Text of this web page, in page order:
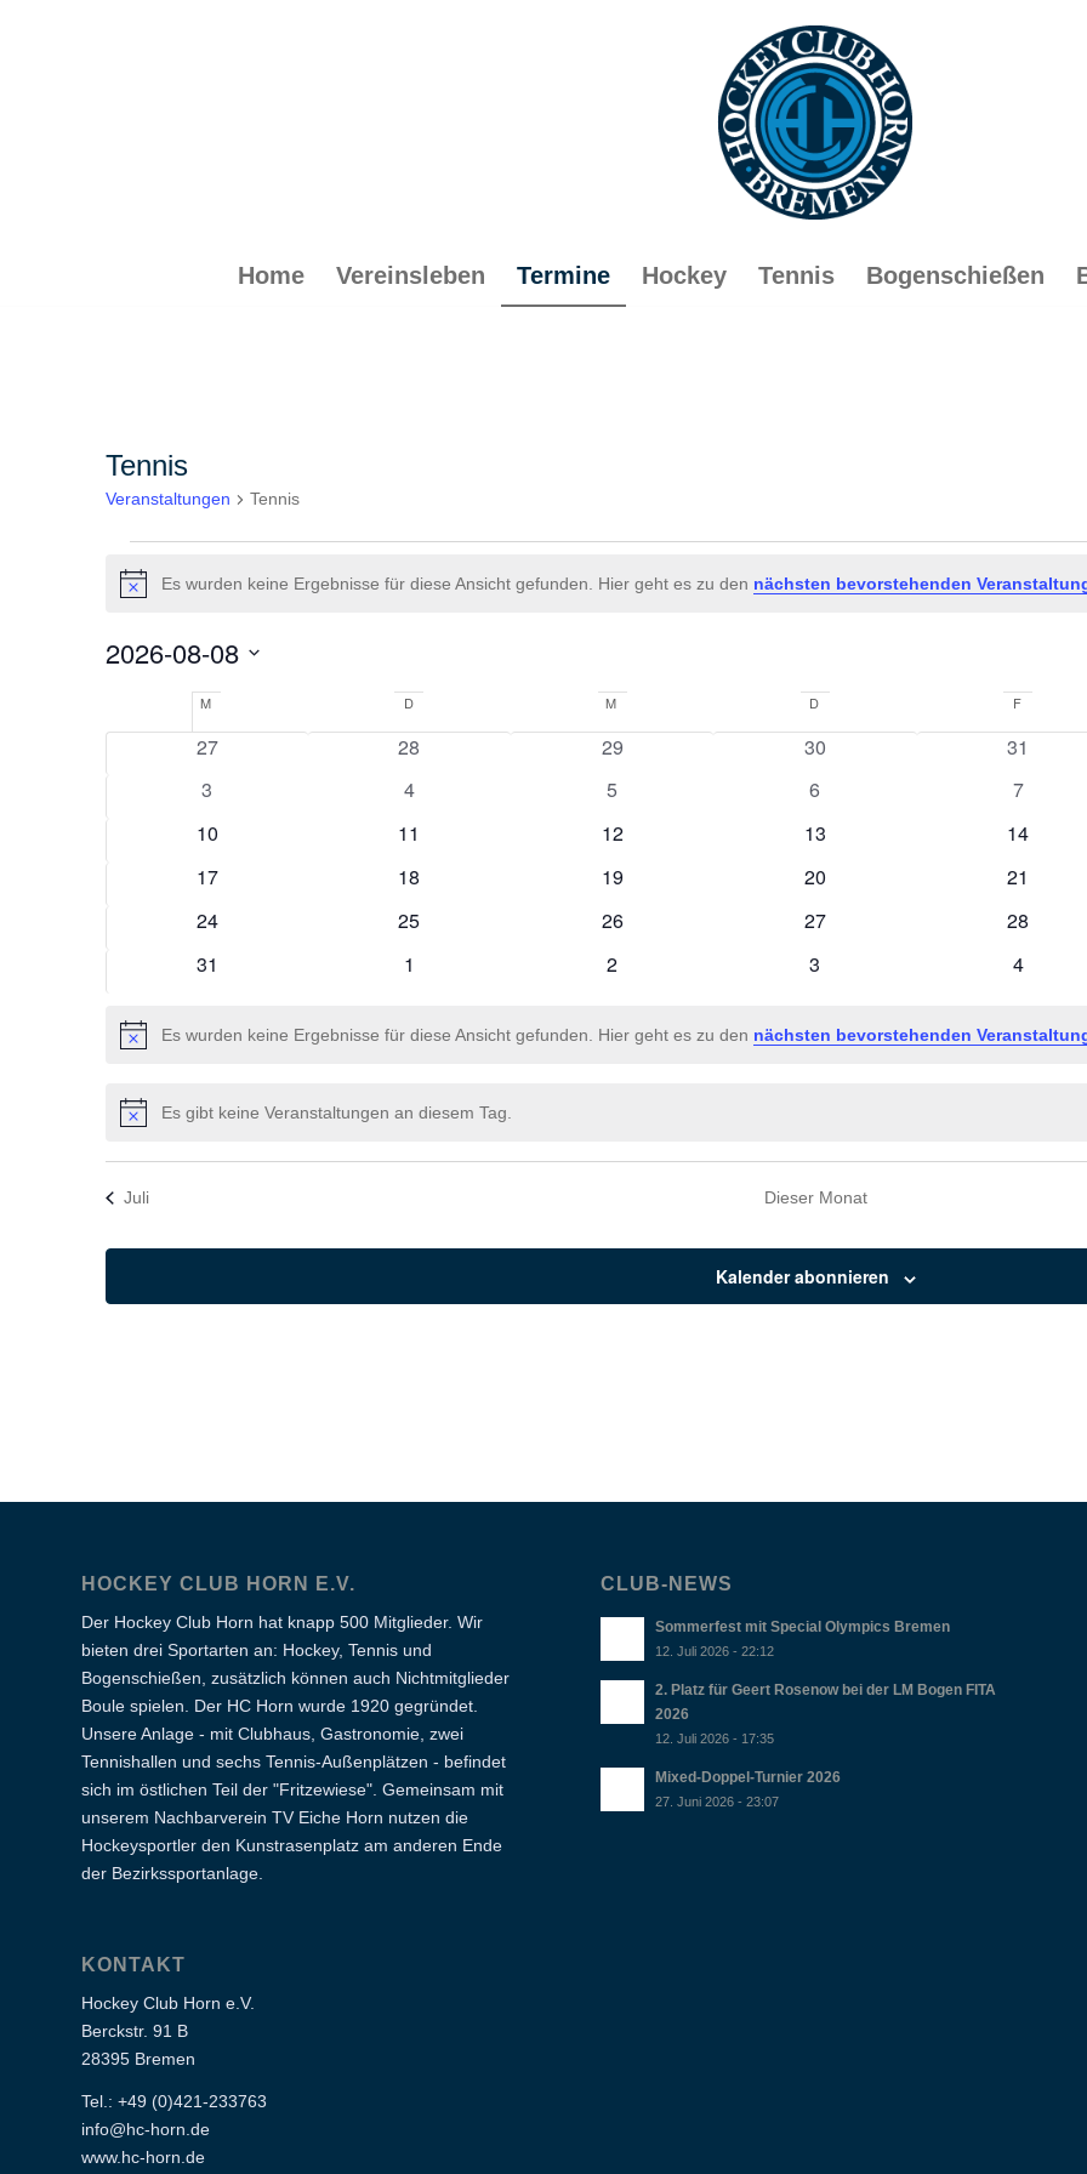
Home Vereinsleben Termine Hockey Tennis Bogenschießen
Tennis
Veranstaltungen Tennis
HinweisEs wurden keine Ergebnisse für diese Ansicht gefunden. Hier geht es zu den nächsten bevorstehenden
2026-08-08
Kalender
von
Veranstaltungen
M D M D F
0
27
0
28
0
29
0
30
0
31
0
3
0
4
0
5
0
6
0
7
0
10
0
11
0
12
0
13
0
14
0
17
0
18
0
19
0
20
0
21
0
24
0
25
0
26
0
27
0
28
0
31
0
1
0
2
0
3
0
4
HinweisEs wurden keine Ergebnisse für diese Ansicht gefunden. Hier geht es zu den nächsten bevorstehenden
HinweisEs gibt keine Veranstaltungen an diesem Tag.
Juli Dieser Monat
Kalender abonnieren
HOCKEY CLUB HORN E.V.
Der Hockey Club Horn hat knapp 500 Mitglieder. Wir
bieten drei Sportarten an: Hockey, Tennis und
Bogenschießen, zusätzlich können auch Nichtmitglieder
Boule spielen. Der HC Horn wurde 1920 gegründet.
Unsere Anlage - mit Clubhaus, Gastronomie, zwei
Tennishallen und sechs Tennis-Außenplätzen - befindet
sich im östlichen Teil der "Fritzewiese". Gemeinsam mit
unserem Nachbarverein TV Eiche Horn nutzen die
Hockeysportler den Kunstrasenplatz am anderen Ende
der Bezirkssportanlage.
KONTAKT
Hockey Club Horn e.V.
Berckstr. 91 B
28395 Bremen
Tel.: +49 (0)421-233763
info@hc-horn.de
www.hc-horn.de
CLUB-NEWS
Sommerfest mit Special Olympics Bremen
12. Juli 2026 - 22:12
2. Platz für Geert Rosenow bei der LM Bogen FITA
2026
12. Juli 2026 - 17:35
Mixed-Doppel-Turnier 2026
27. Juni 2026 - 23:07